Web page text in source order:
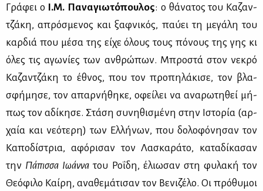
Γρά­φει ο Ι.Μ. Πα­να­γιω­τό­που­λος: ο θά­να­τος του Κα­ζαν­
τζά­κη, απρό­σμε­νος και ξαφ­νι­κός, παύ­ει τη με­γά­λη του
καρ­διά που μέ­σα της εί­χε όλους τους πό­νους της γης κι
όλες τις αγω­νί­ες των αν­θρώ­πων. Μπρο­στά στον νε­κρό
Κα­ζαν­τζά­κη το έθνος, που τον προ­πη­λά­κι­σε, τον βλα­
σφή­μη­σε, τον απαρ­νή­θη­κε, οφεί­λει να ανα­ρω­τη­θεί μή­
πως τον αδί­κη­σε. Στά­ση συ­νη­θι­σμέ­νη στην Ιστο­ρία (αρ­
χαία και νε­ό­τε­ρη) των Ελ­λή­νων, που δο­λο­φό­νη­σαν τον
Κα­πο­δί­στρια, αφό­ρι­σαν τον Λα­σκα­ρά­το, κα­τα­δί­κα­σαν
την Πά­πισ­σα Ιω­άν­να του Ρο­ΐ­δη, έλιω­σαν στη φυ­λα­κή τον
Θε­ό­φι­λο Καί­ρη, ανα­θε­μά­τι­σαν τον Βε­νι­ζέ­λο. Οι πρό­θυ­μοι